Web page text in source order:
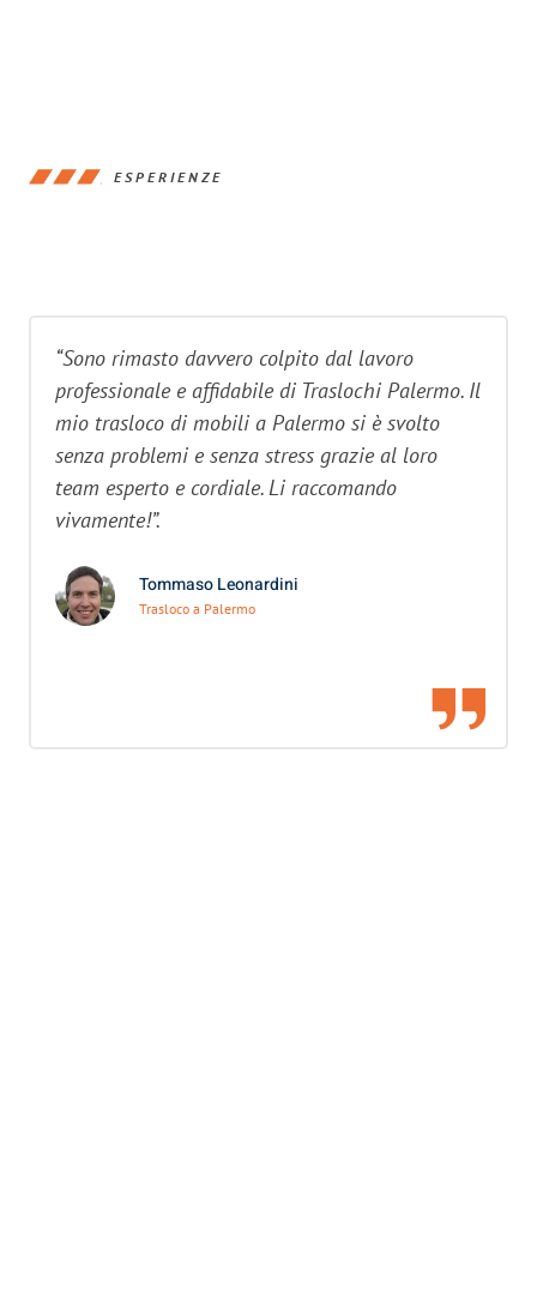
ESPERIENZE
“Sono rimasto davvero colpito dal lavoro
professionale e affidabile di Traslochi Palermo. Il
mio trasloco di mobili a Palermo si è svolto
senza problemi e senza stress grazie al loro
team esperto e cordiale. Li raccomando
vivamente!”.
Tommaso Leonardini
Trasloco a Palermo